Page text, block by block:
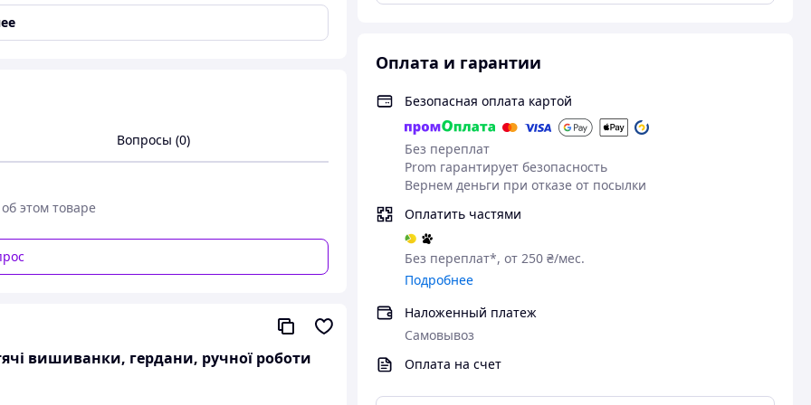
Оплата и гарантии
Безопасная оплата картой
Без переплат
Prom гарантирует безопасность
Вернем деньги при отказе от посылки
Оплатить частями
Без переплат*, от 250 ₴/мес.
Подробнее
Наложенный платеж
Самовывоз
Оплата на счет
вишивка машинкою
їй сучасності.
Вопросы (0)
этом товаре
вишиванки, гердани, ручної роботи